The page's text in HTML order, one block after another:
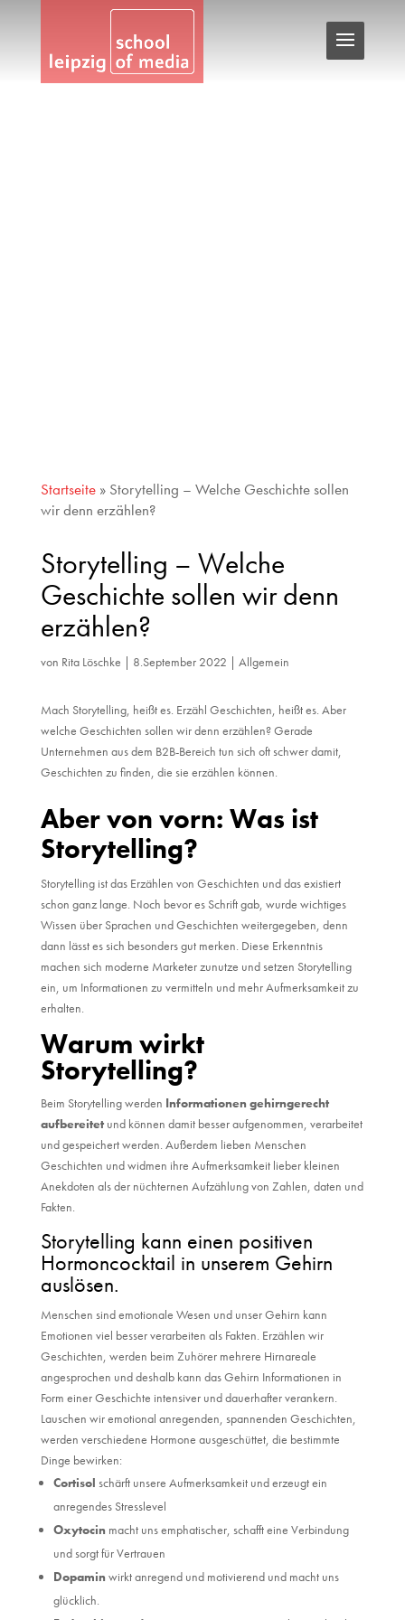
Startseite» Storytelling – Welche Geschichte sollen
wir denn erzählen?
Storytelling – Welche
Geschichte sollen wir denn
erzählen?
von Rita Löschke | 8.September 2022 | Allgemein
Mach Storytelling, heißt es. Erzähl Geschichten, heißt es. Aber
welche Geschichten sollen wir denn erzählen? Gerade
Unternehmen aus dem B2B-Bereich tun sich oft schwer damit,
Geschichten zu finden, die sie erzählen können.
Aber von vorn: Was ist
Storytelling?
Storytelling ist das Erzählen von Geschichten und das existiert
schon ganz lange. Noch bevor es Schrift gab, wurde wichtiges
Wissen über Sprachen und Geschichten weitergegeben, denn
dann lässt es sich besonders gut merken. Diese Erkenntnis
machen sich moderne Marketer zunutze und setzen Storytelling
ein, um Informationen zu vermitteln und mehr Aufmerksamkeit zu
erhalten.
Warum wirkt
Storytelling?
Beim Storytelling werden Informationen gehirngerecht
aufbereitetund können damit besser aufgenommen, verarbeitet
und gespeichert werden. Außerdem lieben Menschen
Geschichten und widmen ihre Aufmerksamkeit lieber kleinen
Anekdoten als der nüchternen Aufzählung von Zahlen, daten und
Fakten.
Storytelling kann einen positiven
Hormoncocktail in unserem Gehirn
auslösen.
Menschen sind emotionale Wesen und unser Gehirn kann
Emotionen viel besser verarbeiten als Fakten. Erzählen wir
Geschichten, werden beim Zuhörer mehrere Hirnareale
angesprochen und deshalb kann das Gehirn Informationen in
Form einer Geschichte intensiver und dauerhafter verankern.
Lauschen wir emotional anregenden, spannenden Geschichten,
werden verschiedene Hormone ausgeschüttet, die bestimmte
Dinge bewirken:
Cortisol schärft unsere Aufmerksamkeit und erzeugt ein
anregendes Stresslevel
Oxytocinmacht uns emphatischer, schafft eine Verbindung
und sorgt für Vertrauen
Dopaminwirkt anregend und motivierend und macht uns
glücklich.